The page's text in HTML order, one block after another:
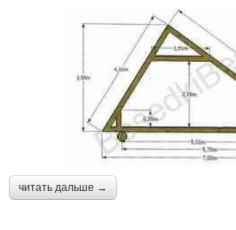
читать дальше →